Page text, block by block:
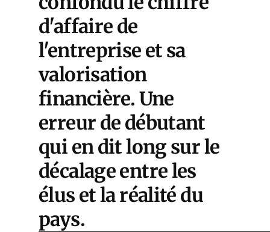
d'affaire de
l'entreprise et sa
valorisation
financière. Une
erreur de débutant
qui en dit long sur le
décalage entre les
élus et la réalité du
pays.